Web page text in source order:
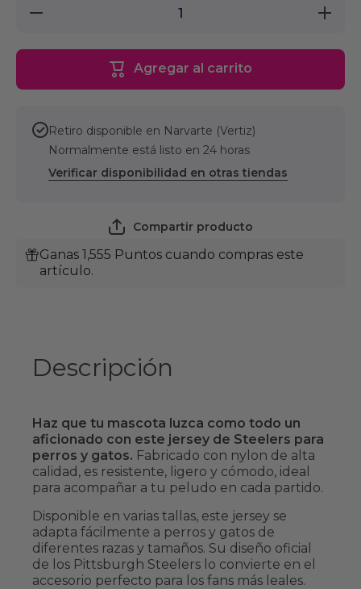
Reducir
cantidad
Talla M
Agregar al carrito
Retiro disponible en Narvarte (Vertiz)
Normalmente está listo en 24 horas
Verificar disponibilidad en otras tiendas
Compartir producto
Ganas 1,555 Puntos cuando compras este
artículo.
Descripción
Haz que tu mascota luzca como todo un
aficionado con este jersey de Steelers para
perros y gatos. Fabricado con nylon de alta
calidad, es resistente, ligero y cómodo, ideal
para acompañar a tu peludo en cada partido.
Disponible en varias tallas, este jersey se
adapta fácilmente a perros y gatos de
diferentes razas y tamaños. Su diseño oficial
de los Pittsburgh Steelers lo convierte en el
accesorio perfecto para los fans más leales.